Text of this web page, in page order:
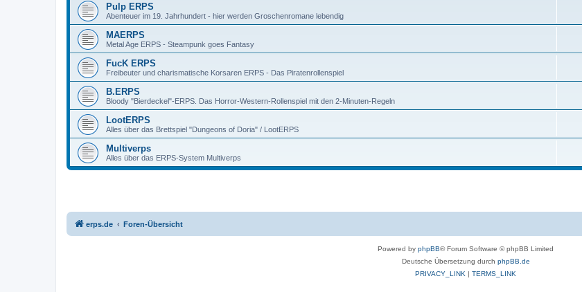
Pulp ERPS
Abenteuer im 19. Jahrhundert - hier werden Groschenromane lebendig
MAERPS
Metal Age ERPS - Steampunk goes Fantasy
FucK ERPS
Freibeuter und charismatische Korsaren ERPS - Das Piratenrollenspiel
B.ERPS
Bloody "Bierdeckel"-ERPS. Das Horror-Western-Rollenspiel mit den 2-Minuten-Regeln
LootERPS
Alles über das Brettspiel "Dungeons of Doria" / LootERPS
Multiverps
Alles über das ERPS-System Multiverps
erps.de Foren-Übersicht
Powered by phpBB® Forum Software © phpBB Limited
Deutsche Übersetzung durch phpBB.de
PRIVACY_LINK | TERMS_LINK